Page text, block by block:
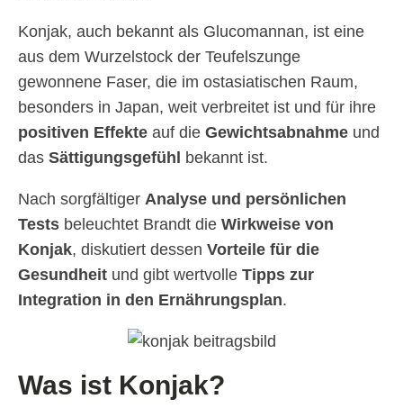
Konjak, auch bekannt als Glucomannan, ist eine
aus dem Wurzelstock der Teufelszunge
gewonnene Faser, die im ostasiatischen Raum,
besonders in Japan, weit verbreitet ist und für ihre
positiven Effekte auf die Gewichtsabnahme und
das Sättigungsgefühl bekannt ist.
Nach sorgfältiger Analyse und persönlichen
Tests beleuchtet Brandt die Wirkweise von
Konjak, diskutiert dessen Vorteile für die
Gesundheit und gibt wertvolle Tipps zur
Integration in den Ernährungsplan.
Was ist Konjak?